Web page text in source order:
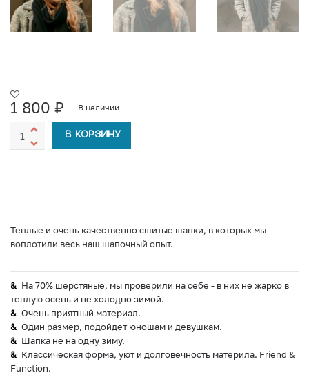
1 800 ₽ В наличии
В КОРЗИНУ
Теплые и очень качественно сшитые шапки, в которых мы
воплотили весь наш шапочный опыт.
На 70% шерстяные, мы проверили на себе - в них не жарко в
теплую осень и не холодно зимой.
Очень приятный материал.
Один размер, подойдет юношам и девушкам.
Шапка не на одну зиму.
Классическая форма, уют и долговечность материла. Friend &
Function.